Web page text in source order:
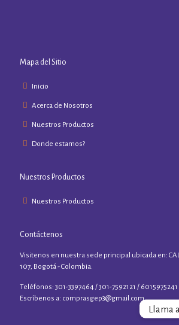
Mapa del Sitio
Inicio
Acerca de Nosotros
Nuestros Productos
Donde estamos?
Nuestros Productos
Nuestros Productos
Contáctenos
Visitenos en nuestra sede principal ubicada en:
107, Bogotá - Colombia.
Teléfonos: 301-3397464 / 301-7592121 / 6015975241
Escríbenos a: comprasgep3@gmail.com
Llama